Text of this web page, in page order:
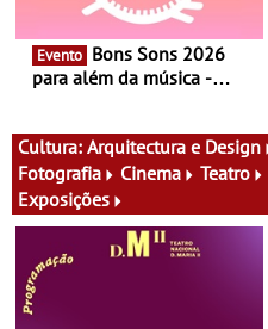
Evento
para além da música -
atividades para toda a
família e muito mais
Cultura: Arquitectura e Design
Fotografia
Cinema Teatro
Exposições